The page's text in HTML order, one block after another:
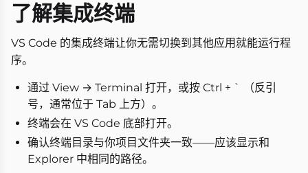
了解集成终端
VS Code 的集成终端让你无需切换到其他应用就能运行程
序。
通过 View → Terminal 打开，或按 Ctrl + ` （反引
号，通常位于 Tab 上方）。
终端会在 VS Code 底部打开。
确认终端目录与你项目文件夹一致——应该显示和
Explorer 中相同的路径。